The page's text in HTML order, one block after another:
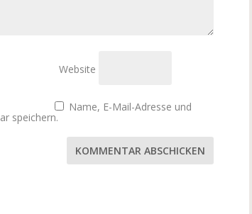
Website
Name, E-Mail-Adresse und
speichern.
KOMMENTAR ABSCHICKEN